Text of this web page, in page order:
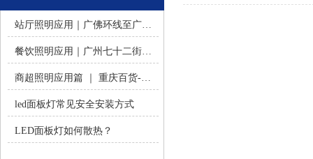
站厅照明应用｜广佛环线至广州南站 -佛山火树银花照明
餐饮照明应用｜广州七十二街道餐饮连锁-佛山火树银花照明
商超照明应用篇 ｜ 重庆百货-佛山火树银花照明合作历程
led面板灯常见安全安装方式
LED面板灯如何散热？